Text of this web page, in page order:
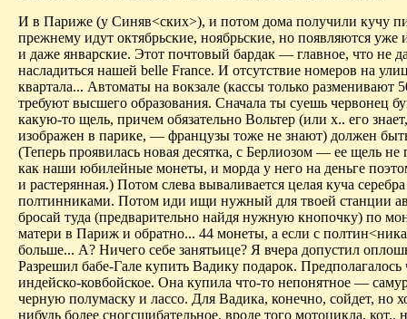
И в Париже (у Синяв<ских>), и потом дома получили кучу
прежнему идут октябрьские, ноябрьские, но появляются уже
и даже январские. Этот почтовый бардак — главное, что не
насладиться нашей belle France. И отсутствие номеров на
квартала... Автоматы на вокзале (кассы только разменивают
требуют высшего образования. Сначала ты суешь червонец
какую-то щель, причем обязательно Вольтер (или х.. его
изображен в парике, — французы тоже не знают) должен
(Теперь проявилась новая десятка, с Берлиозом — ее щель не
как наши юбилейные монеты, и морда у него на деньге
и растерянная.) Потом слева вываливается целая куча
полтинниками. Потом иди ищи нужный для твоей станции
бросай туда (предварительно найдя нужную кнопочку) по
матери в Париж и обратно... 44 монеты, а если с
больше... А? Ничего себе занятьице? Я вчера допустил
Разрешил бабе-Гале купить Вадику подарок. Предполагалось
индейско-ковбойское. Она купила что-то непонятное —
черную полумаску и лассо. Для Вадика, конечно, сойдет, но
нибудь более сногсшибательное, вроде того мотоцикла, кот.,